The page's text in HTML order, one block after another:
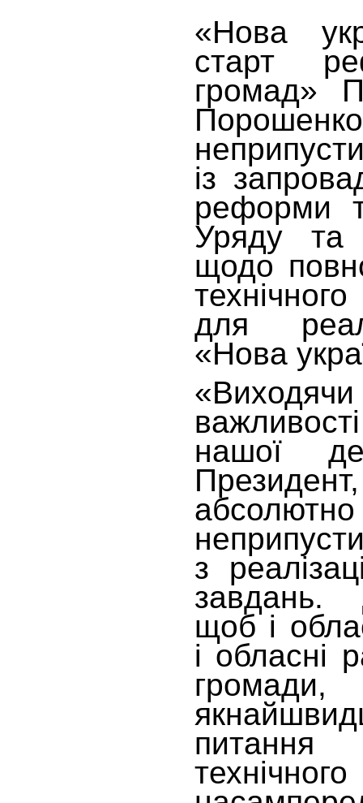
«Нова
старт
громад»
із
реформи
Уряду та
щодо
для
«Нова
нашої
абсолютно
з
завдань.
щоб і
і обласні
питання